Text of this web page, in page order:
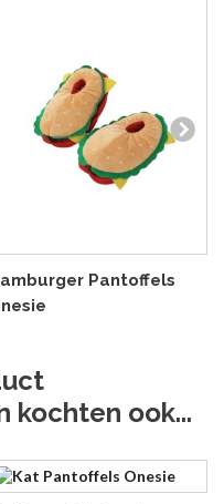
Pantoffels
kochten ook...